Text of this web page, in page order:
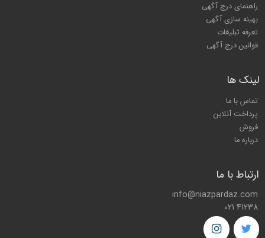
راهنمای درج آگهی
بهینه سازی آگهی
تعرفه تبلیغات
قوانین درج آگهی
لینک ها
تماس با ما
پرداخت آنلاین
فروش
درباره ما
ارتباط با ما
info@niazpardaz.com
021 41238